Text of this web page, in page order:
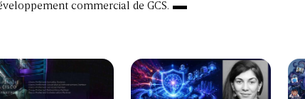
commercial de GCS.